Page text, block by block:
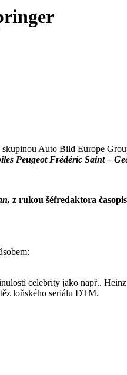
Auto Bild Europe
Peugeot Frédéric Saint –
z rukou šéfredaktora
celebrity jako např..
loňského seriálu DTM.